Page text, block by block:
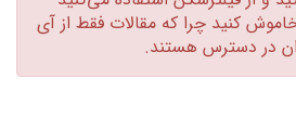
کنید چرا که مقالات فقط از آی
در دسترس هستند.‏